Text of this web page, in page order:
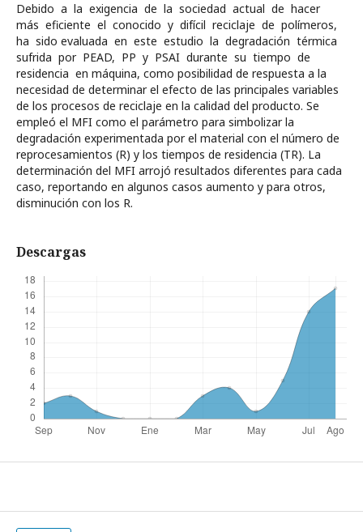
Debido a la exigencia de la sociedad actual de hacer
más eficiente el conocido y difícil reciclaje de polímeros,
ha sido evaluada en este estudio la degradación térmica
sufrida por PEAD, PP y PSAI durante su tiempo de
residencia en máquina, como posibilidad de respuesta a la
necesidad de determinar el efecto de las principales variables
de los procesos de reciclaje en la calidad del producto. Se
empleó el MFI como el parámetro para simbolizar la
degradación experimentada por el material con el número de
reprocesamientos (R) y los tiempos de residencia (TR). La
determinación del MFI arrojó resultados diferentes para cada
caso, reportando en algunos casos aumento y para otros,
disminución con los R.
Descargas